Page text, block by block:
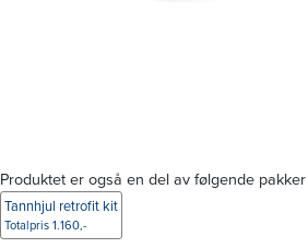
Produktet er også en del av følgende pakker
Tannhjul retrofit kit
Totalpris 1.160,-